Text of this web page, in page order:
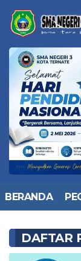
BERANDA
DAFTAR